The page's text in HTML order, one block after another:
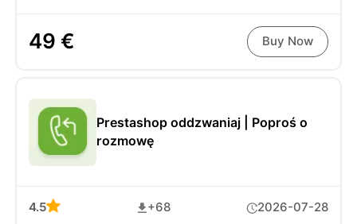
49 € Buy Now
Prestashop oddzwaniaj | Poproś o
rozmowę
4.5 +68 2026-07-28